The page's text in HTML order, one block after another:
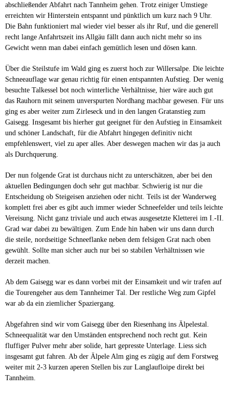
abschließender Abfahrt nach Tannheim gehen. Trotz einiger Umstiege
erreichten wir Hinterstein entspannt und pünktlich um kurz nach 9 Uhr.
Die Bahn funktioniert mal wieder viel besser als ihr Ruf, und die generell
recht lange Anfahrtszeit ins Allgäu fällt dann auch nicht mehr so ins
Gewicht wenn man dabei einfach gemütlich lesen und dösen kann.
Über die Steilstufe im Wald ging es zuerst hoch zur Willersalpe. Die leichte
Schneeauflage war genau richtig für einen entspannten Aufstieg. Der wenig
besuchte Talkessel bot noch winterliche Verhältnisse, hier wäre auch gut
das Rauhorn mit seinem unverspurten Nordhang machbar gewesen. Für uns
ging es aber weiter zum Zirleseck und in den langen Gratanstieg zum
Gaisegg. Insgesamt bis hierher gut geeignet für den Aufstieg in Einsamkeit
und schöner Landschaft, für die Abfahrt hingegen definitiv nicht
empfehlenswert, viel zu aper alles. Aber deswegen machen wir das ja auch
als Durchquerung.
Der nun folgende Grat ist durchaus nicht zu unterschätzen, aber bei den
aktuellen Bedingungen doch sehr gut machbar. Schwierig ist nur die
Entscheidung ob Steigeisen anziehen oder nicht. Teils ist der Wanderweg
komplett frei aber es gibt auch immer wieder Schneefelder und teils leichte
Vereisung. Nicht ganz triviale und auch etwas ausgesetzte Kletterei im I.-II.
Grad war dabei zu bewältigen. Zum Ende hin haben wir uns dann durch
die steile, nordseitige Schneeflanke neben dem felsigen Grat nach oben
gewühlt. Sollte man sicher auch nur bei so stabilen Verhältnissen wie
derzeit machen.
Ab dem Gaisegg war es dann vorbei mit der Einsamkeit und wir trafen auf
die Tourengeher aus dem Tannheimer Tal. Der restliche Weg zum Gipfel
war ab da ein ziemlicher Spaziergang.
Abgefahren sind wir vom Gaisegg über den Riesenhang ins Älpelestal.
Schneequalität war den Umständen entsprechend noch recht gut. Kein
fluffiger Pulver mehr aber solide, hart gepresste Unterlage. Liess sich
insgesamt gut fahren. Ab der Älpele Alm ging es zügig auf dem Forstweg
weiter mit 2-3 kurzen aperen Stellen bis zur Langlaufloipe direkt bei
Tannheim.